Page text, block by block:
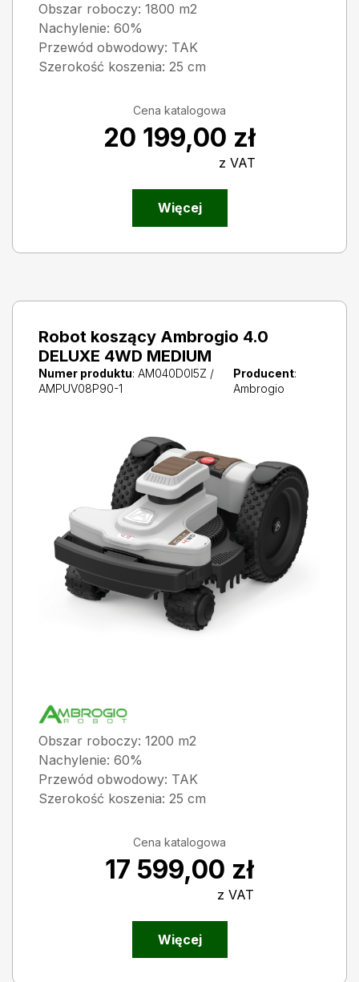
Obszar roboczy: 1800 m2
Nachylenie: 60%
Przewód obwodowy: TAK
Szerokość koszenia: 25 cm
Cena katalogowa
20 199,00 zł
z VAT
Więcej
Robot koszący Ambrogio 4.0
DELUXE 4WD MEDIUM
Numer produktu: AM040D0I5Z /
AMPUV08P90-1
Producent:
Ambrogio
Obszar roboczy: 1200 m2
Nachylenie: 60%
Przewód obwodowy: TAK
Szerokość koszenia: 25 cm
Cena katalogowa
17 599,00 zł
z VAT
Więcej